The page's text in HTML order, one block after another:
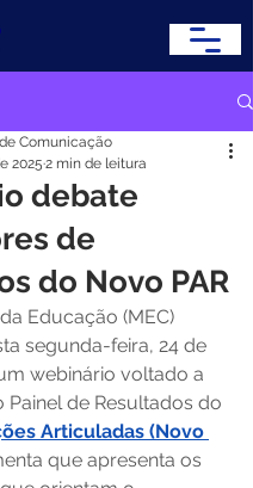
debate
de
do Novo PAR
Comunicação
2025 2 min de leitura
Educação (MEC)
segunda-feira, 24 de
webinário voltado a
Painel de Resultados do
Articuladas (Novo
que apresenta os